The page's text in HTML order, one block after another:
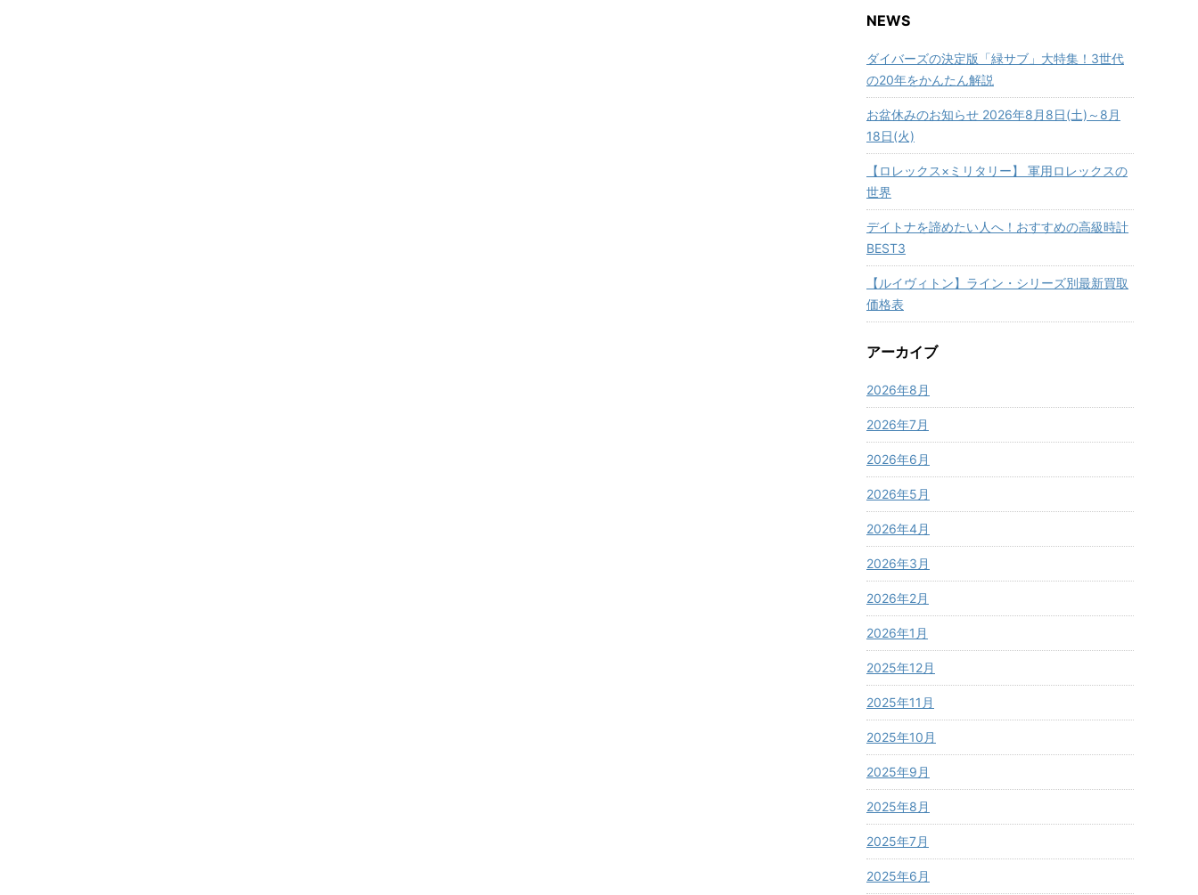
NEWS
ダイバーズの決定版「緑サブ」大特集！3世代
の20年をかんたん解説
お盆休みのお知らせ 2026年8月8日(土)～8月
18日(火)
【ロレックス×ミリタリー】 軍用ロレックスの
世界
デイトナを諦めたい人へ！おすすめの高級時計
BEST3
【ルイヴィトン】ライン・シリーズ別最新買取
価格表
アーカイブ
2026年8月
2026年7月
2026年6月
2026年5月
2026年4月
2026年3月
2026年2月
2026年1月
2025年12月
2025年11月
2025年10月
2025年9月
2025年8月
2025年7月
2025年6月